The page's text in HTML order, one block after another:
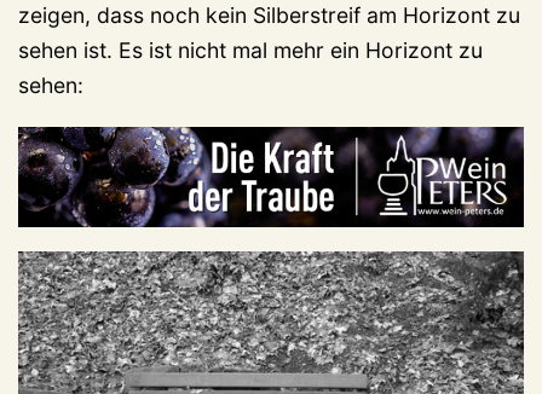
zeigen, dass noch kein Silberstreif am Horizont zu
sehen ist. Es ist nicht mal mehr ein Horizont zu
sehen: